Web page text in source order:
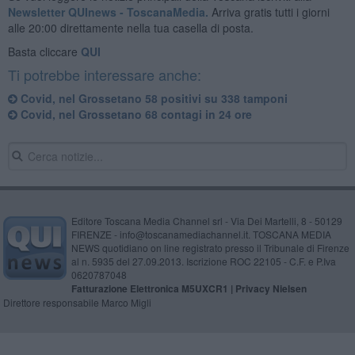
Newsletter QUInews - ToscanaMedia. Arriva gratis tutti i giorni
alle 20:00 direttamente nella tua casella di posta.
Basta cliccare QUI
Ti potrebbe interessare anche:
Covid, nel Grossetano 58 positivi su 338 tamponi
Covid, nel Grossetano 68 contagi in 24 ore
Editore Toscana Media Channel srl - Via Dei Martelli, 8 - 50129
FIRENZE - info@toscanamediachannel.it. TOSCANA MEDIA
NEWS quotidiano on line registrato presso il Tribunale di Firenze
al n. 5935 del 27.09.2013. Iscrizione ROC 22105 - C.F. e P.Iva
0620787048
Fatturazione Elettronica M5UXCR1 | Privacy Nielsen
Direttore responsabile Marco Migli